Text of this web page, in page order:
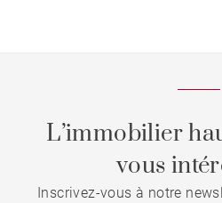
L’immobilier
vous
Inscrivez-vous à notre